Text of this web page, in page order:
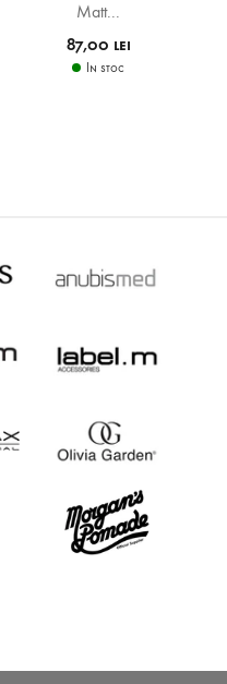
Matt...
87,00 lei
In stoc